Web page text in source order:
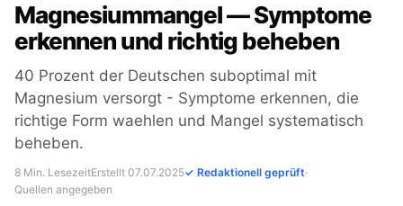
Magnesiummangel — Symptome
erkennen und richtig beheben
40 Prozent der Deutschen suboptimal mit
Magnesium versorgt - Symptome erkennen, die
richtige Form waehlen und Mangel systematisch
beheben.
8 Min. LesezeitErstellt 07.07.2025✓ Redaktionell geprüft·
Quellen angegeben